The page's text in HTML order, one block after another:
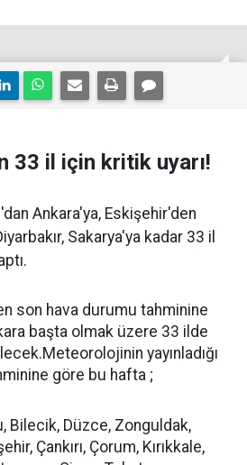
33 il için kritik uyarı!
Ankara'ya, Eskişehir'den
Sakarya'ya kadar 33 il
son hava durumu tahminine
başta olmak üzere 33 ilde
yayınladığı
göre bu hafta ;
Bilecik, Düzce, Zonguldak,
Çankırı, Çorum, Kırıkkale,